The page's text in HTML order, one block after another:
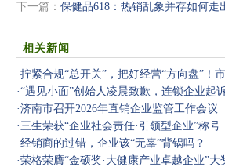
下一篇： 保健品618：热销乱象并存如何走
相关新闻
·拧紧合规“总开关”，把好经营“方向盘”！
对辖
·“遇见小面”创始人凌晨致歉，连锁企业起
致反感
·济南市召开2026年直销企业监管工作会议
·三生荣获“企业社会责任·引领型企业”称号
·经销商的过错，企业该“无辜”背锅吗？
·荣格荣膺“金硕奖·大健康产业卓越企业”大